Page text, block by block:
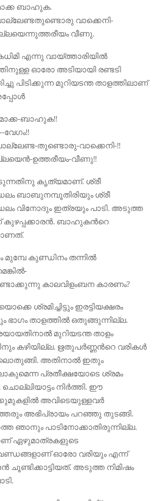
ബാഹുക.
വാക്കെനി-
വീണു.
എന്നു വായ്ത്താരിയില്‍
ഓരോ അടിയായി രണ്ടടി
പിടിക്കുന്ന മുറിയടന്ത താളത്തിലാണ്‌
മാക്ക-ബാഹുക!!
തുണ്ടൊരു-വാക്കെനി-!!
ഉത്തരീയം-വീണു!!
കൃത്യമാണ്‌. ശ്രീ
ബാബുനമ്പൂതിരിയും ശ്രീ
വിനോദും ഇത്രയും പാടി. അടുത്ത
കുഴപ്പക്കാരന്‍. ബാഹുകന്‍റെ
മുമ്പേ കുണ്ഡിനം തന്നില്‍
കാലവിളംബന കാരണം?
ശ്രമിച്ചിട്ടും ഇരട്ടിയക്ഷരം
ഭാഗം താളത്തില്‍ ഒതുങ്ങുന്നില്ല.
മുറിയടന്ത താളം
കഴിയില്ല. ഋതുപര്‍ണ്ണന്‍റെ വരികള്‍
അതിനാല്‍ ഇതും
പ്രതീക്ഷയോടെ ശ്രമം
നിര്‍ത്തി. ഈ
അവിടെയുള്ളവര്‍
അഭിപ്രായം പറഞ്ഞു തുടങ്ങി.
ഞാനും പാടിനോക്കാതിരുന്നില്ല.
ഏഴുമാത്രകളുടെ
ഓരോ വരിയും എന്ന്
ചൂണ്ടിക്കാട്ടിയത്. അടുത്ത നിമിഷം